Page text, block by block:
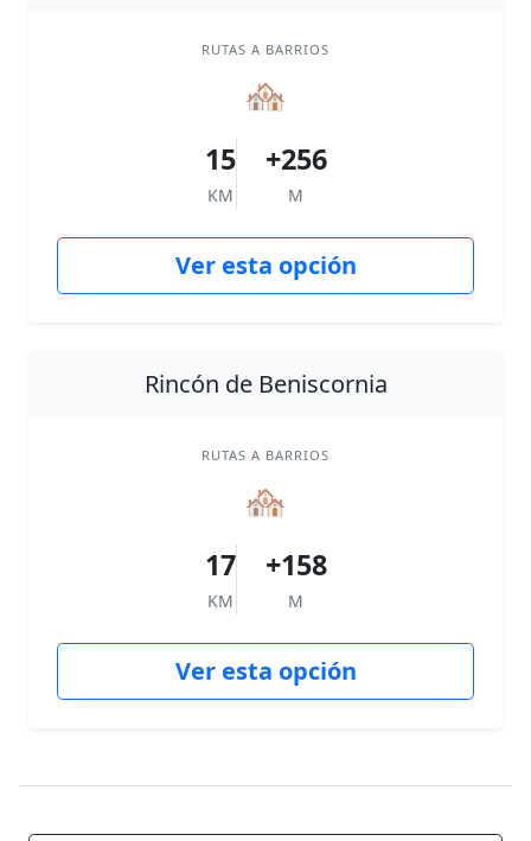
RUTAS A BARRIOS
🏘
15
KM
+256
M
Ver esta opción
Rincón de Beniscornia
RUTAS A BARRIOS
🏘
17
KM
+158
M
Ver esta opción